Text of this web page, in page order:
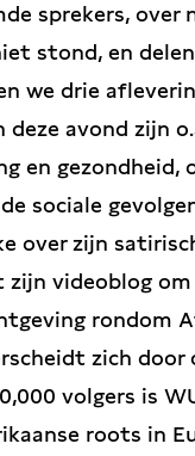
sprekers, over
stond, en
we drie
deze avond zijn
en gezondheid,
sociale
over zijn
zijn videoblog
rondom
zich
volgers is
roots in